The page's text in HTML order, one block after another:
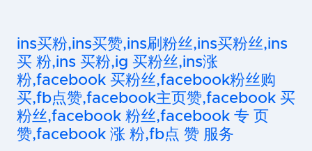
ins买粉,ins买赞,ins刷粉丝,ins买粉丝,ins
买 粉,ins 买粉,ig 买粉丝,ins涨
粉,facebook 买粉丝,facebook粉丝购
买,fb点赞,facebook主页赞,facebook 买
粉丝,facebook 粉丝,facebook 专 页
赞,facebook 涨 粉,fb点 赞 服务